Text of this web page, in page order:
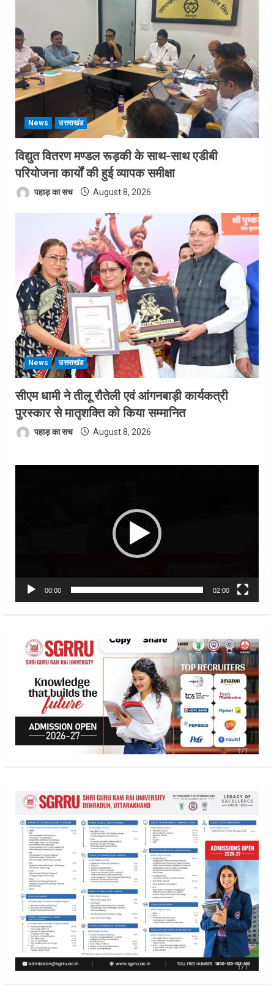
News उत्तराखंड
विद्युत वितरण मण्डल रूड़की के साथ-साथ एडीबी
परियोजना कार्यों की हुई व्यापक समीक्षा
पहाड़ का सच August 8, 2026
News उत्तराखंड
सीएम धामी ने तीलू रौतेली एवं आंगनबाड़ी कार्यकत्री
पुरस्कार से मातृशक्ति को किया सम्मानित
पहाड़ का सच August 8, 2026
00:00 02:00